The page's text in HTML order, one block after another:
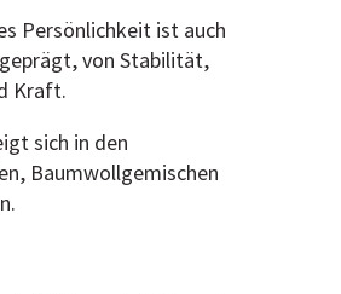
Persönlichkeit ist auch
von Stabilität,
Kraft.
sich in den
Baumwollgemischen